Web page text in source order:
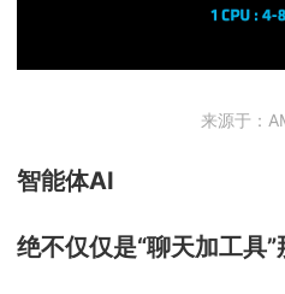
来源于：
智能体AI
绝不仅仅是“聊天加工具